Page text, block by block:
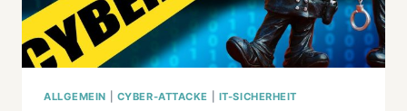
ALLGEMEIN CYBER-ATTACKE IT-SICHERHEIT